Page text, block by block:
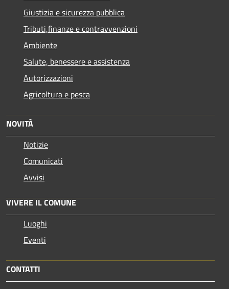
Giustizia e sicurezza pubblica
Tributi,finanze e contravvenzioni
Ambiente
Salute, benessere e assistenza
Autorizzazioni
Agricoltura e pesca
NOVITÀ
Notizie
Comunicati
Avvisi
VIVERE IL COMUNE
Luoghi
Eventi
CONTATTI